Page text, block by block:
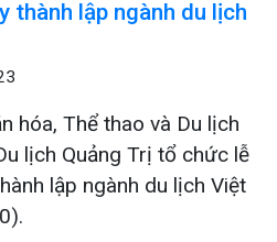
thành lập ngành du lịch
hóa, Thể thao và Du lịch
lịch Quảng Trị tổ chức lễ
lập ngành du lịch Việt